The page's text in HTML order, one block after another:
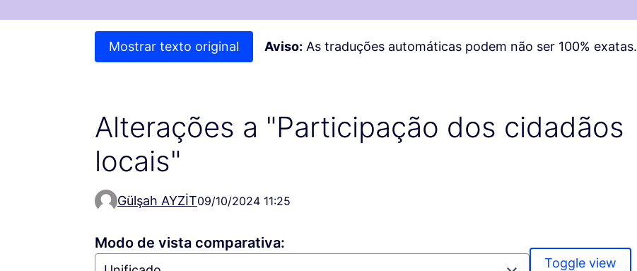
Mostrar texto original Aviso: As traduções automáticas podem não ser 100% exatas.
Alterações a "Participação dos cidadãos
locais"
Gülşah AYZİT09/10/2024 11:25
Modo de vista comparativa:
Toggle view